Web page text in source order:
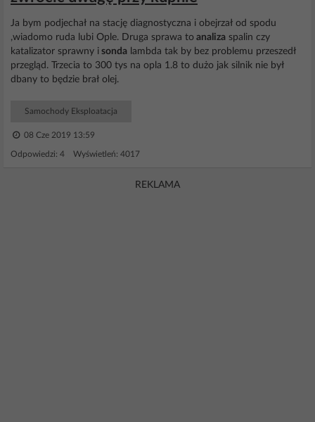
Ja bym podjechał na stację diagnostyczna i obejrzał od spodu
,wiadomo ruda lubi Ople. Druga sprawa to analiza spalin czy
katalizator sprawny i sonda lambda tak by bez problemu przeszedł
przegląd. Trzecia to 300 tys na opla 1.8 to dużo jak silnik nie był
dbany to będzie brał olej.
Samochody Eksploatacja
08 Cze 2019 13:59
Odpowiedzi: 4 Wyświetleń: 4017
REKLAMA